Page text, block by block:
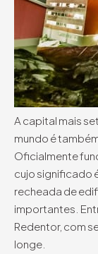
A capital mais
mundo é
Oficialmente
cujo significado
recheada de
importantes.
Redentor, com
longe.